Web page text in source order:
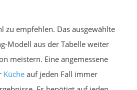
zu empfehlen. Das ausgewählte
Modell aus der Tabelle weiter
meistern. Eine angemessene
Küche auf jeden Fall immer